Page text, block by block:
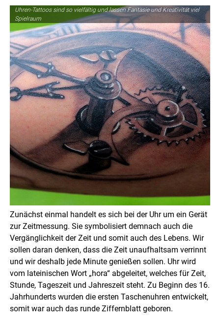
Uhren-Tattoos sind so vielfältig und lassen Fantasie und Kreativität viel
Spielraum
Zunächst einmal handelt es sich bei der Uhr um ein Gerät
zur Zeitmessung. Sie symbolisiert demnach auch die
Vergänglichkeit der Zeit und somit auch des Lebens. Wir
sollen daran denken, dass die Zeit unaufhaltsam verrinnt
und wir deshalb jede Minute genießen sollen. Uhr wird
vom lateinischen Wort „hora“ abgeleitet, welches für Zeit,
Stunde, Tageszeit und Jahreszeit steht. Zu Beginn des 16.
Jahrhunderts wurden die ersten Taschenuhren entwickelt,
somit war auch das runde Ziffernblatt geboren.